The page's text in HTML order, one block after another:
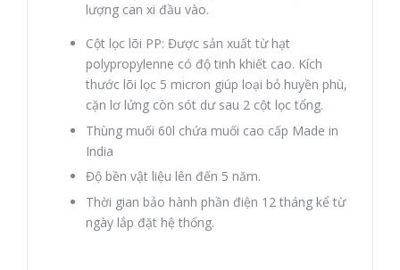
lượng can xi đầu vào.
Cột lọc lõi PP: Được sản xuất từ hạt
polypropylenne có độ tinh khiết cao. Kích
thước lõi lọc 5 micron giúp loại bỏ huyền phù,
cặn lơ lửng còn sót dư sau 2 cột lọc tổng.
Thùng muối 60l chứa muối cao cấp Made in
India
Độ bền vật liệu lên đến 5 năm.
Thời gian bảo hành phần điện 12 tháng kể từ
ngày lắp đặt hệ thống.